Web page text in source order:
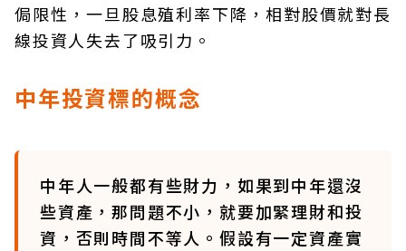
侷限性，一旦股息殖利率下降，相對股價就對長
線投資人失去了吸引力。
中年投資標的概念
中年人一般都有些財力，如果到中年還沒
些資產，那問題不小，就要加緊理財和投
資，否則時間不等人。假設有一定資產實